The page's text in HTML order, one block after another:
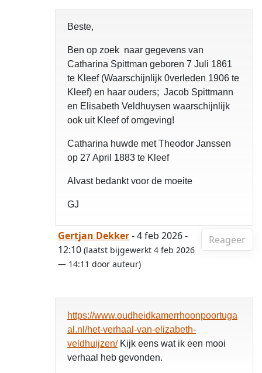
Beste,
Ben op zoek naar gegevens van
Catharina Spittman geboren 7 Juli 1861
te Kleef (Waarschijnlijk 0verleden 1906 te
Kleef) en haar ouders; Jacob Spittmann
en Elisabeth Veldhuysen waarschijnlijk
ook uit Kleef of omgeving!
Catharina huwde met Theodor Janssen
op 27 April 1883 te Kleef
Alvast bedankt voor de moeite
GJ
Reageer
Gertjan Dekker- 4 feb 2026 -
12:10 (laatst bijgewerkt 4 feb 2026
— 14:11 door auteur)
https://www.oudheidkamerrhoonpoortuga
al.nl/het-verhaal-van-elizabeth-
veldhuijzen/Kijk eens wat ik een mooi
verhaal heb gevonden.